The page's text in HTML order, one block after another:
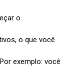
o
o que você
exemplo: você